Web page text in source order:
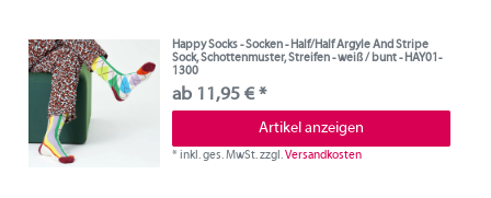
Happy Socks - Socken - Half/Half Argyle And Stripe
Sock, Schottenmuster, Streifen - weiß / bunt - HAY01-
1300
ab 11,95 € *
Artikel anzeigen
*inkl. ges. MwSt.zzgl.Versandkosten